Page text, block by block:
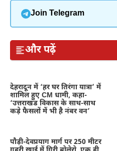
Join Telegram
और पढ़ें
देहरादून में ‘हर घर तिरंगा यात्रा’ में
शामिल हुए CM धामी, कहा-
‘उत्तराखंड विकास के साथ-साथ
कड़े फैसलों में भी है नंबर वन’
पौड़ी-देवप्रयाग मार्ग पर 250 मीटर